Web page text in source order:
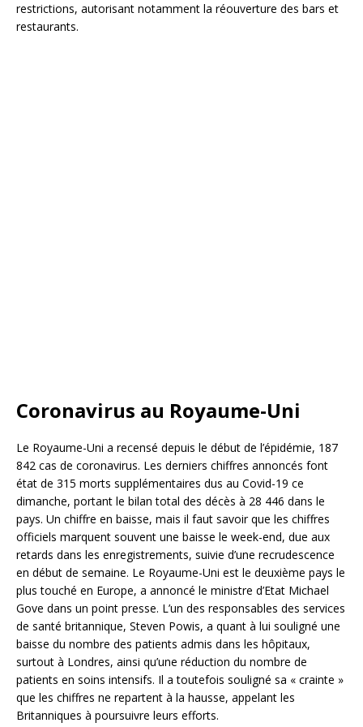
restrictions, autorisant notamment la réouverture des bars et
restaurants.
Coronavirus au Royaume-Uni
Le Royaume-Uni a recensé depuis le début de l’épidémie, 187
842 cas de coronavirus. Les derniers chiffres annoncés font
état de 315 morts supplémentaires dus au Covid-19 ce
dimanche, portant le bilan total des décès à 28 446 dans le
pays. Un chiffre en baisse, mais il faut savoir que les chiffres
officiels marquent souvent une baisse le week-end, due aux
retards dans les enregistrements, suivie d’une recrudescence
en début de semaine. Le Royaume-Uni est le deuxième pays le
plus touché en Europe, a annoncé le ministre d’Etat Michael
Gove dans un point presse. L’un des responsables des services
de santé britannique, Steven Powis, a quant à lui souligné une
baisse du nombre des patients admis dans les hôpitaux,
surtout à Londres, ainsi qu’une réduction du nombre de
patients en soins intensifs. Il a toutefois souligné sa « crainte »
que les chiffres ne repartent à la hausse, appelant les
Britanniques à poursuivre leurs efforts.